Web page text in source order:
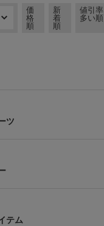
価
格
順
新
着
順
値引率
多い順
ツ
テム